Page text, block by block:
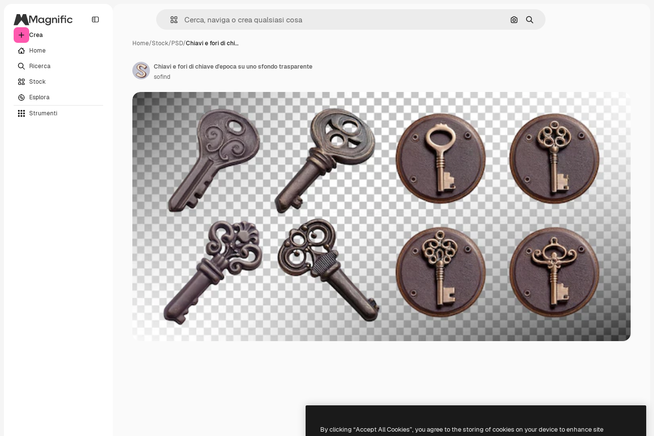
Crea
Home
Ricerca
Stock
Esplora
Strumenti
Cerca per immagine
Ricerca
Home/Stock/PSD/Chiavi e fori di chi…
Chiavi e fori di chiave d'epoca su uno sfondo trasparente
sofind
By clicking “Accept All Cookies”, you agree to the storing of cookies on your device to enhance site